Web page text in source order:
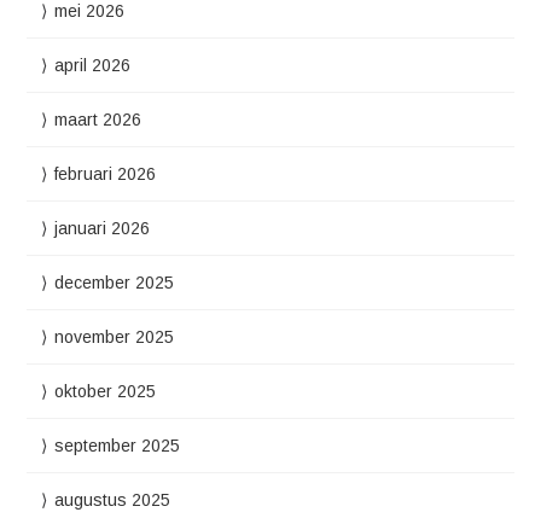
mei 2026
april 2026
maart 2026
februari 2026
januari 2026
december 2025
november 2025
oktober 2025
september 2025
augustus 2025